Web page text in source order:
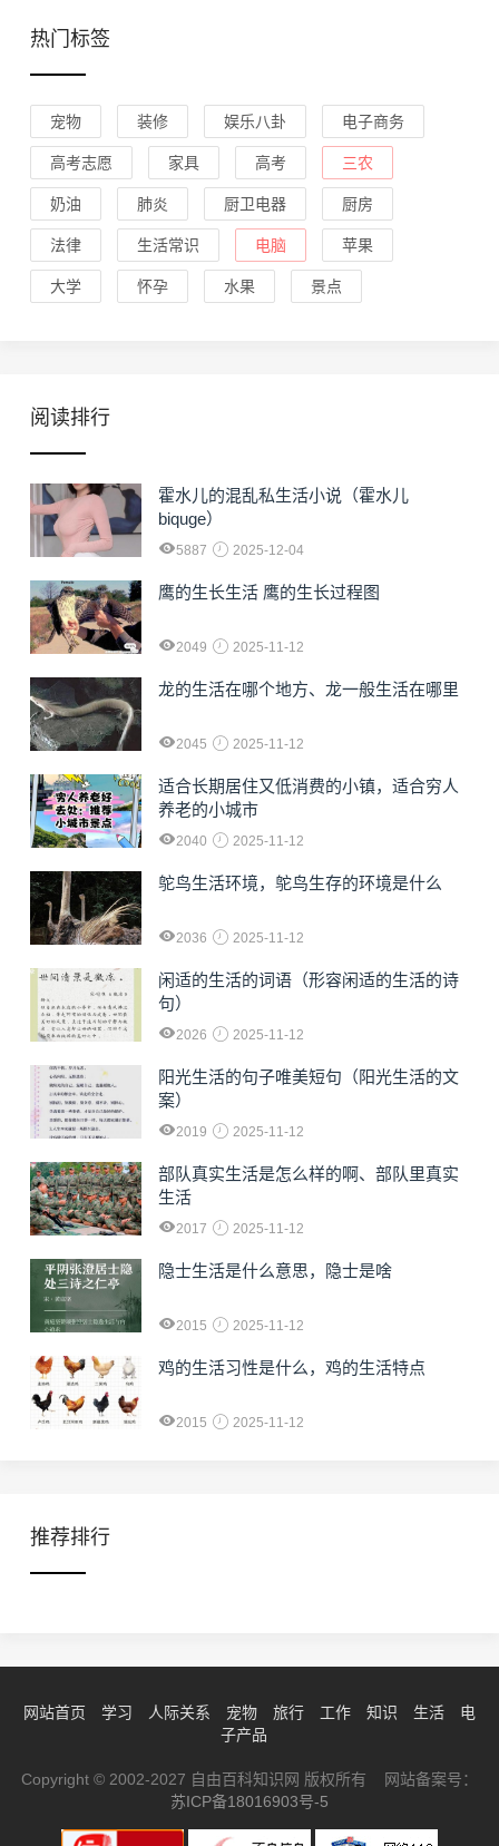
热门标签
宠物 装修 娱乐八卦 电子商务
高考志愿 家具 高考 三农
奶油 肺炎 厨卫电器 厨房
法律 生活常识 电脑 苹果
大学 怀孕 水果 景点
阅读排行
霍水儿的混乱私生活小说（霍水儿
biquge）
5887 2025-12-04
鹰的生长生活 鹰的生长过程图
2049 2025-11-12
龙的生活在哪个地方、龙一般生活在哪里
2045 2025-11-12
适合长期居住又低消费的小镇，适合穷人
养老的小城市
2040 2025-11-12
鸵鸟生活环境，鸵鸟生存的环境是什么
2036 2025-11-12
闲适的生活的词语（形容闲适的生活的诗
句）
2026 2025-11-12
阳光生活的句子唯美短句（阳光生活的文
案）
2019 2025-11-12
部队真实生活是怎么样的啊、部队里真实
生活
2017 2025-11-12
隐士生活是什么意思，隐士是啥
2015 2025-11-12
鸡的生活习性是什么，鸡的生活特点
2015 2025-11-12
推荐排行
网站首页 学习 人际关系 宠物 旅行 工作 知识 生活
电
子产品
Copyright © 2002-2027 自由百科知识网 版权所有 网站备案号：
苏ICP备18016903号-5